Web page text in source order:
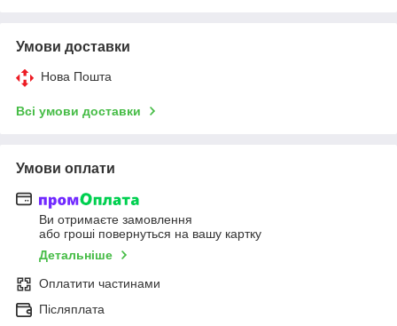
Умови доставки
Нова Пошта
Всі умови доставки
Умови оплати
Ви отримаєте замовлення
або гроші повернуться на вашу картку
Детальніше
Оплатити частинами
Післяплата